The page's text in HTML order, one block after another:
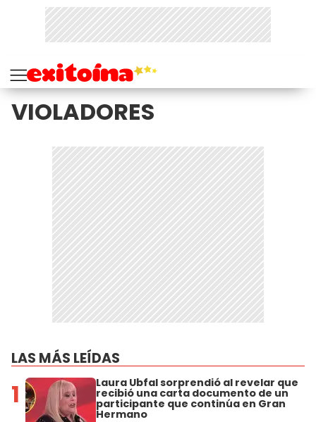
VIOLADORES
LAS MÁS LEÍDAS
1 Laura Ubfal sorprendió al revelar que
recibió una carta documento de un
participante que continúa en Gran
Hermano